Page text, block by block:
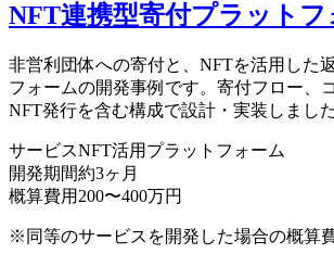
NFT連携型寄付プラットフ
非営利団体への寄付と、NFTを活用した
フォームの開発事例です。寄付フロー、
NFT発行を含む構成で設計・実装しました
サービスNFT活用プラットフォーム
開発期間約3ヶ月
概算費用 200〜400万円
※同等のサービスを開発した場合の概算